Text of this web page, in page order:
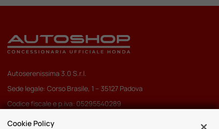
Autoserenissima 3.0 S.r.l.
Sede legale: Corso Brasile, 1 – 35127 Padova
Codice fiscale e p.iva: 05295540289
Pec:autoserenissima3.0srl@legalmail.it
Cookie Policy